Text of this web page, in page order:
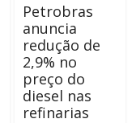
Petrobras
anuncia
redução de
2,9% no
preço do
diesel nas
refinarias